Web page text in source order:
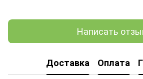
Написать
Доставка Оплата